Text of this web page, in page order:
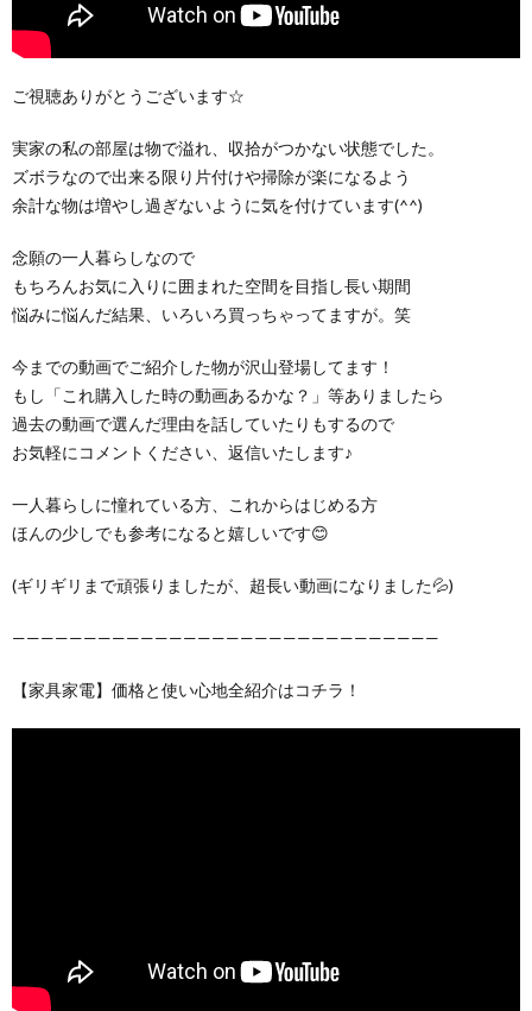
ご視聴ありがとうございます☆
実家の私の部屋は物で溢れ、収拾がつかない状態でした。
ズボラなので出来る限り片付けや掃除が楽になるよう
余計な物は増やし過ぎないように気を付けています(^^)
念願の一人暮らしなので
もちろんお気に入りに囲まれた空間を目指し長い期間
悩みに悩んだ結果、いろいろ買っちゃってますが。笑
今までの動画でご紹介した物が沢山登場してます！
もし「これ購入した時の動画あるかな？」等ありましたら
過去の動画で選んだ理由を話していたりもするので
お気軽にコメントください、返信いたします♪
一人暮らしに憧れている方、これからはじめる方
ほんの少しでも参考になると嬉しいです😊
(ギリギリまで頑張りましたが、超長い動画になりました💦)
——————————————————————————————
【家具家電】価格と使い心地全紹介はコチラ！